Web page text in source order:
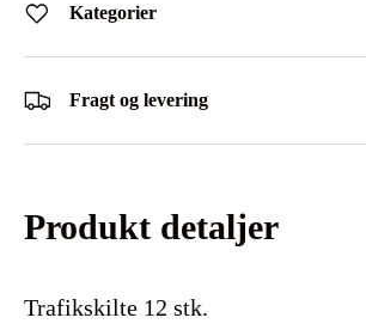
Kategorier
Fragt og levering
Produkt detaljer
Trafikskilte 12 stk.